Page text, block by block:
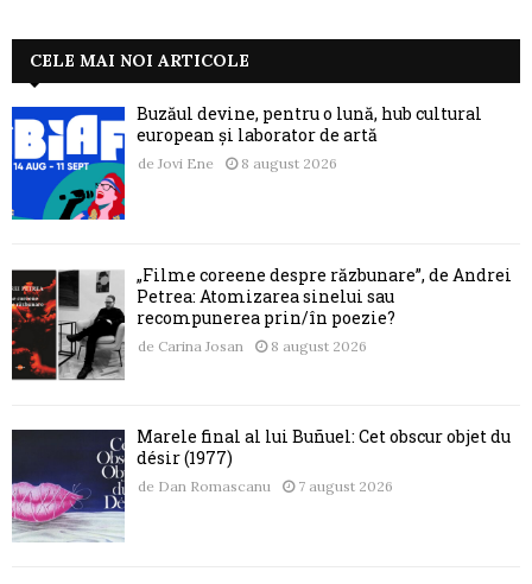
CELE MAI NOI ARTICOLE
Buzăul devine, pentru o lună, hub cultural
european și laborator de artă
de Jovi Ene 8 august 2026
„Filme coreene despre răzbunare”, de Andrei
Petrea: Atomizarea sinelui sau
recompunerea prin/în poezie?
de Carina Josan 8 august 2026
Marele final al lui Buñuel: Cet obscur objet du
désir (1977)
de Dan Romascanu 7 august 2026